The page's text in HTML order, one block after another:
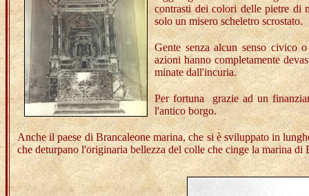
contrasti dei colori delle pietre di
solo un misero scheletro scrostato.
Gente senza alcun senso civico
azioni hanno completamente
minate dall'incuria.
Per fortuna grazie ad un
l'antico borgo.
Anche il paese di Brancaleone marina, che si è sviluppato in
che deturpano l'originaria bellezza del colle che cinge la marina di